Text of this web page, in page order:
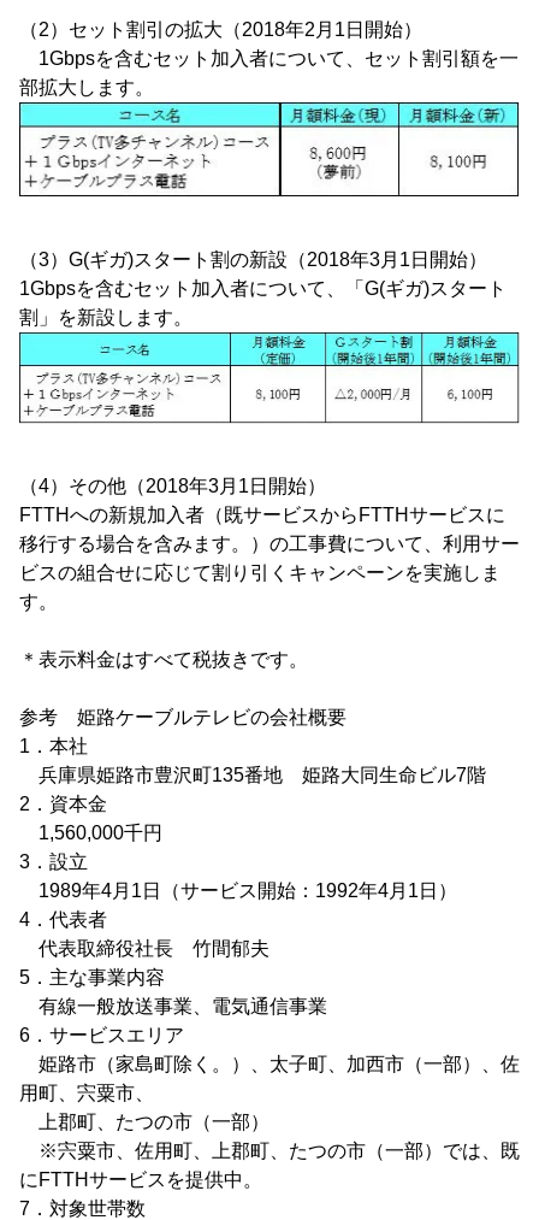
（2）セット割引の拡大（2018年2月1日開始）
1Gbpsを含むセット加入者について、セット割引額を一
部拡大します。
（3）G(ギガ)スタート割の新設（2018年3月1日開始）
1Gbpsを含むセット加入者について、「G(ギガ)スタート
割」を新設します。
（4）その他（2018年3月1日開始）
FTTHへの新規加入者（既サービスからFTTHサービスに
移行する場合を含みます。）の工事費について、利用サー
ビスの組合せに応じて割り引くキャンペーンを実施しま
す。
＊表示料金はすべて税抜きです。
参考 姫路ケーブルテレビの会社概要
1．本社
兵庫県姫路市豊沢町135番地 姫路大同生命ビル7階
2．資本金
1,560,000千円
3．設立
1989年4月1日（サービス開始：1992年4月1日）
4．代表者
代表取締役社長 竹間郁夫
5．主な事業内容
有線一般放送事業、電気通信事業
6．サービスエリア
姫路市（家島町除く。）、太子町、加西市（一部）、佐
用町、宍粟市、
上郡町、たつの市（一部）
※宍粟市、佐用町、上郡町、たつの市（一部）では、既
にFTTHサービスを提供中。
7．対象世帯数